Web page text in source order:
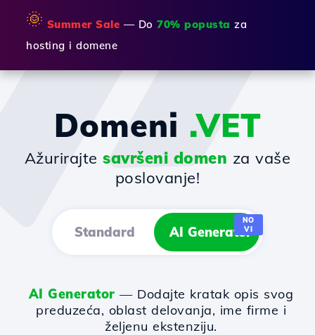
🌞 Summer Sale — Do 70% popusta za
hosting i domene
Domeni .VET
Ažurirajtesavršeni domen za vaše
poslovanje!
Standard AI Generator
NO
VI
AI Generator — Dodajte kratak opis svog
preduzeća, oblast delovanja, ime firme i
željenu ekstenziju.